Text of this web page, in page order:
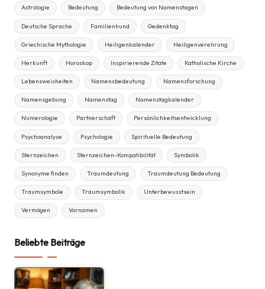
Astrologie Bedeutung Bedeutung von Namenstagen
Deutsche Sprache Familienhund Gedenktag
Griechische Mythologie Heiligenkalender Heiligenverehrung
Herkunft Horoskop Inspirierende Zitate Katholische Kirche
Lebensweisheiten Namensbedeutung Namensforschung
Namensgebung Namenstag Namenstagkalender
Numerologie Partnerschaft Persönlichkeitsentwicklung
Psychoanalyse Psychologie Spirituelle Bedeutung
Sternzeichen Sternzeichen-Kompatibilität Symbolik
Synonyme finden Traumdeutung Traumdeutung Bedeutung
Traumsymbole Traumsymbolik Unterbewusstsein
Vermögen Vornamen
Beliebte Beiträge